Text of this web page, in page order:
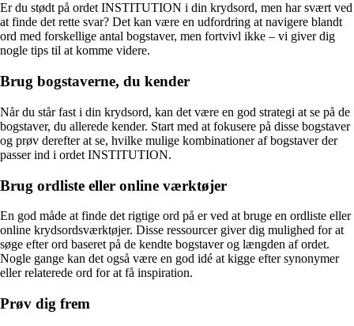
Er du stødt på ordet INSTITUTION i din krydsord, men har svært ved
at finde det rette svar? Det kan være en udfordring at navigere blandt
ord med forskellige antal bogstaver, men fortvivl ikke – vi giver dig
nogle tips til at komme videre.
Brug bogstaverne, du kender
Når du står fast i din krydsord, kan det være en god strategi at se på de
bogstaver, du allerede kender. Start med at fokusere på disse bogstaver
og prøv derefter at se, hvilke mulige kombinationer af bogstaver der
passer ind i ordet INSTITUTION.
Brug ordliste eller online værktøjer
En god måde at finde det rigtige ord på er ved at bruge en ordliste eller
online krydsordsværktøjer. Disse ressourcer giver dig mulighed for at
søge efter ord baseret på de kendte bogstaver og længden af ordet.
Nogle gange kan det også være en god idé at kigge efter synonymer
eller relaterede ord for at få inspiration.
Prøv dig frem